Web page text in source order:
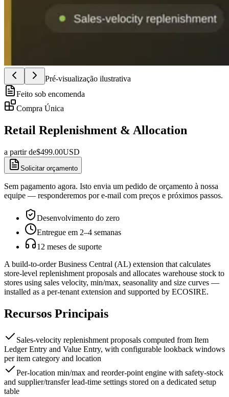
Pré-visualização ilustrativa
Feito sob encomenda
Compra Única
Retail Replenishment & Allocation
a partir de$499.00USD
Solicitar orçamento
Sem pagamento agora. Isto envia um pedido de orçamento à nossa
equipe — responderemos por e-mail com preços e próximos passos.
Desenvolvimento do zero
Entregue em 2–4 semanas
12 meses de suporte
A build-to-order Business Central (AL) extension that calculates
store-level replenishment proposals and allocates warehouse stock to
stores using sales velocity, min/max, seasonality and size curves —
installed as a per-tenant extension and supported by ECOSIRE.
Recursos Principais
Sales-velocity replenishment proposals computed from Item
Ledger Entry and Value Entry, with configurable lookback windows
per item category and location
Per-location min/max and reorder-point engine with safety-stock
and supplier/transfer lead-time settings stored on a dedicated setup
table